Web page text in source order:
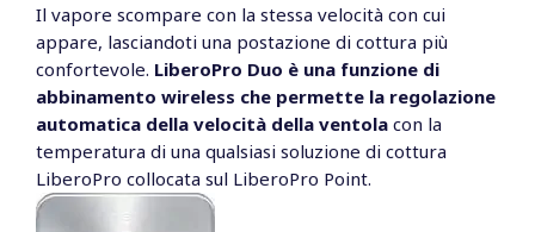
Come pulire i fry top
LiberoPro
Utilizza il raschietto in dotazione per
rimuovere eventuali residui dalla superficie di
cottura della piastra. Attiva la funzione di
pulizia e applica lo sgrassatore per superfici
calde C41 di Electrolux Professional.
Il vapore scompare con la stessa velocità con cui
appare, lasciandoti una postazione di cottura più
confortevole. LiberoPro Duo è una funzione di
abbinamento wireless che permette la regolazione
automatica della velocità della ventola con la
temperatura di una qualsiasi soluzione di cottura
LiberoPro collocata sul LiberoPro Point.